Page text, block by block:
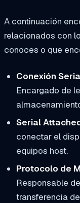
A continuación
relacionados con
conoces o que
Conexión
Encargado de
Serial
conectar el
equipos host.
Protocolo de
Responsable
transferencia